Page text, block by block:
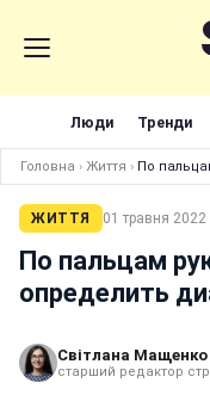
Люди Тренди
Головна › Життя › По
ЖИТТЯ 01 травня 2022
По пальцам
определить
Світлана Мащенко
старший редактор